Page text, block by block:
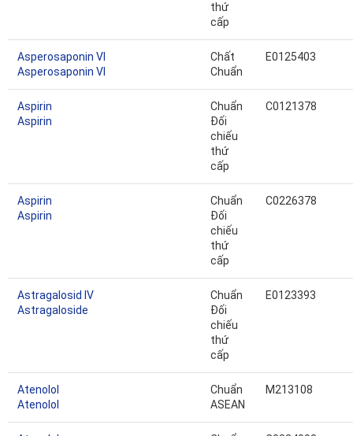
thứ
cấp
Asperosaponin VI
Asperosaponin VI
Chất
Chuẩn
E0125403
Aspirin
Aspirin
Chuẩn
Đối
chiếu
thứ
cấp
C0121378
Aspirin
Aspirin
Chuẩn
Đối
chiếu
thứ
cấp
C0226378
Astragalosid IV
Astragaloside
Chuẩn
Đối
chiếu
thứ
cấp
E0123393
Atenolol
Atenolol
Chuẩn
ASEAN
M213108